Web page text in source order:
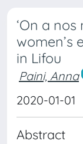
‘On a nos
women’s
in Lifou
Paini, Anna
2020-01-01
Abstract